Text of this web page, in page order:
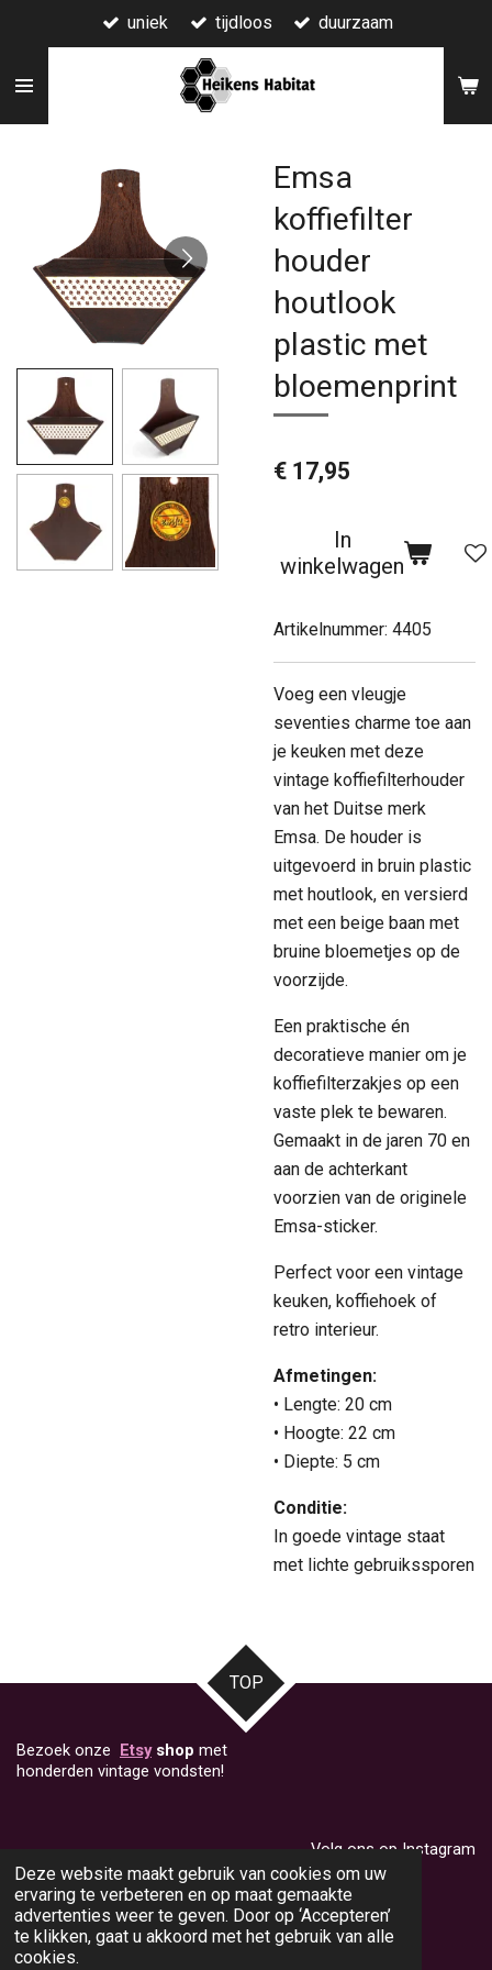
Deze website maakt gebruik van cookies om uw
ervaring te verbeteren en op maat gemaakte
advertenties weer te geven. Door op ‘Accepteren’
te klikken, gaat u akkoord met het gebruik van alle
cookies.
direct
naar
uniek tijdloos duurzaam
Emsa
koffiefilter
houder
houtlook
plastic met
bloemenprint
€ 17,95
In
winkelwagen
Artikelnummer: 4405
Voeg een vleugje
seventies charme toe aan
je keuken met deze
vintage koffiefilterhouder
van het Duitse merk
Emsa. De houder is
uitgevoerd in bruin plastic
met houtlook, en versierd
met een beige baan met
bruine bloemetjes op de
voorzijde.
Een praktische én
decoratieve manier om je
koffiefilterzakjes op een
vaste plek te bewaren.
Gemaakt in de jaren 70 en
aan de achterkant
voorzien van de originele
Emsa-sticker.
Perfect voor een vintage
keuken, koffiehoek of
retro interieur.
Afmetingen:
• Lengte: 20 cm
• Hoogte: 22 cm
• Diepte: 5 cm
Conditie:
In goede vintage staat
met lichte gebruikssporen
TOP
Bezoek onze Etsyshop met
honderden vintage vondsten!
Volg ons op Instagram
I
n
© 2024 - 2026 Heikens Habitat